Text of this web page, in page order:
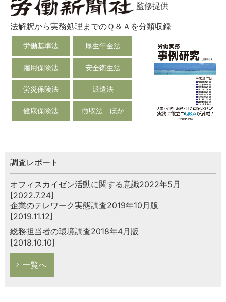
監修提供
法解釈から実務処理までのＱ＆Ａを分類収録
労働基準法 厚生年金法
雇用保険法 安全衛生法
労災保険法 派遣法
健康保険法 徴収法 ほか
調査レポート
オフィスカイゼン活動に関する意識2022年5月
[2022.7.24]
企業のテレワーク実態調査2019年10月版
[2019.11.12]
総務担当者の環境調査2018年4月版
[2018.10.10]
一覧へ